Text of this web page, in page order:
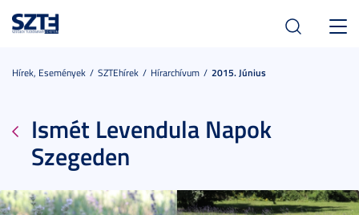
Hírek, Események SZTEhírek Hírarchívum 2015. Június
Ismét Levendula Napok
Szegeden